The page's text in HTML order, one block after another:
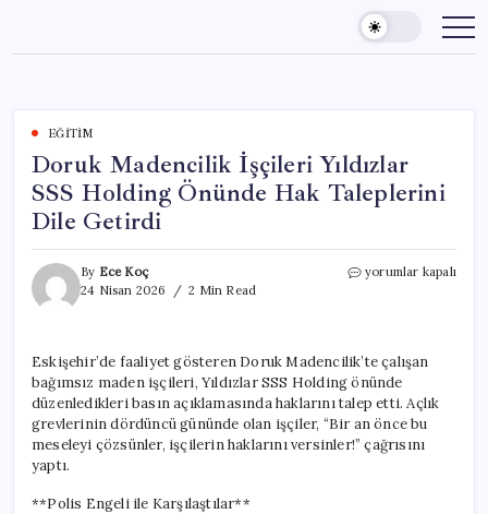
content
EĞITIM
Doruk Madencilik İşçileri Yıldızlar
SSS Holding Önünde Hak Taleplerini
Dile Getirdi
By Ece Koç
24 Nisan 2026
2 Min Read
Doruk
Holding
Önünde
Hak
Taleplerini
Dile
Getirdi
yorumlar kapalı
Eskişehir’de faaliyet gösteren Doruk Madencilik’te çalışan
bağımsız maden işçileri, Yıldızlar SSS Holding önünde
düzenledikleri basın açıklamasında haklarını talep etti. Açlık
grevlerinin dördüncü gününde olan işçiler, “Bir an önce bu
meseleyi çözsünler, işçilerin haklarını versinler!” çağrısını
yaptı.
**Polis Engeli ile Karşılaştılar**